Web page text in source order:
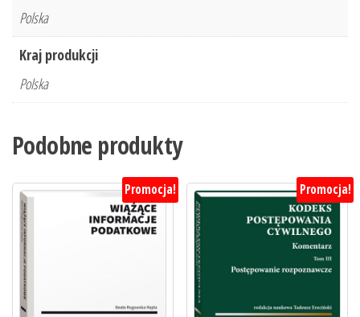
Polska
Kraj produkcji
Polska
Podobne produkty
Promocja! Promocja!